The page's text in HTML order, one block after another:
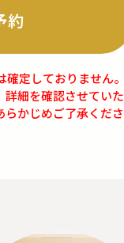
約
定しておりません。
詳細を確認させていた
かじめご了承くださ